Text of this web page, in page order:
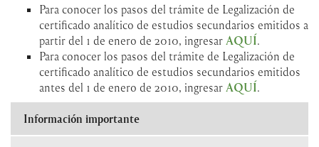
Para conocer los pasos del trámite de Legalización de
certificado analítico de estudios secundarios emitidos a
partir del 1 de enero de 2010, ingresar AQUÍ.
Para conocer los pasos del trámite de Legalización de
certificado analítico de estudios secundarios emitidos
antes del 1 de enero de 2010, ingresar AQUÍ.
Información importante